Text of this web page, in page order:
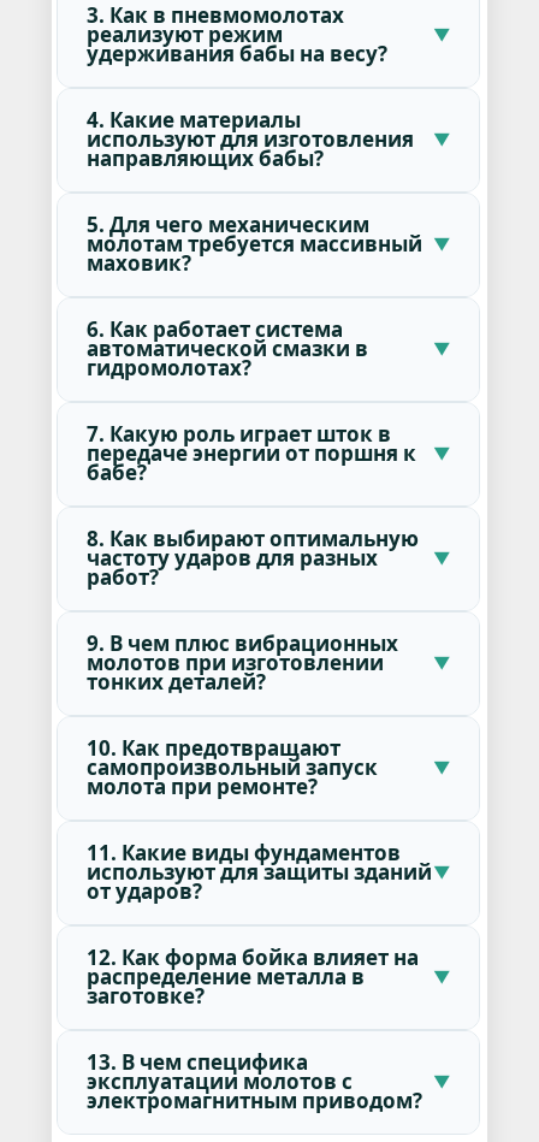
3. Как в пневмомолотах
реализуют режим
удерживания бабы на весу?
4. Какие материалы
используют для изготовления
направляющих бабы?
5. Для чего механическим
молотам требуется массивный
маховик?
6. Как работает система
автоматической смазки в
гидромолотах?
7. Какую роль играет шток в
передаче энергии от поршня к
бабе?
8. Как выбирают оптимальную
частоту ударов для разных
работ?
9. В чем плюс вибрационных
молотов при изготовлении
тонких деталей?
10. Как предотвращают
самопроизвольный запуск
молота при ремонте?
11. Какие виды фундаментов
используют для защиты зданий
от ударов?
12. Как форма бойка влияет на
распределение металла в
заготовке?
13. В чем специфика
эксплуатации молотов с
электромагнитным приводом?